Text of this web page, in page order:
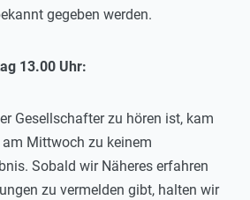
gegeben werden.
13.00 Uhr:
Gesellschafter zu hören ist, kam
Mittwoch zu keinem
Sobald wir Näheres erfahren
zu vermelden gibt, halten wir